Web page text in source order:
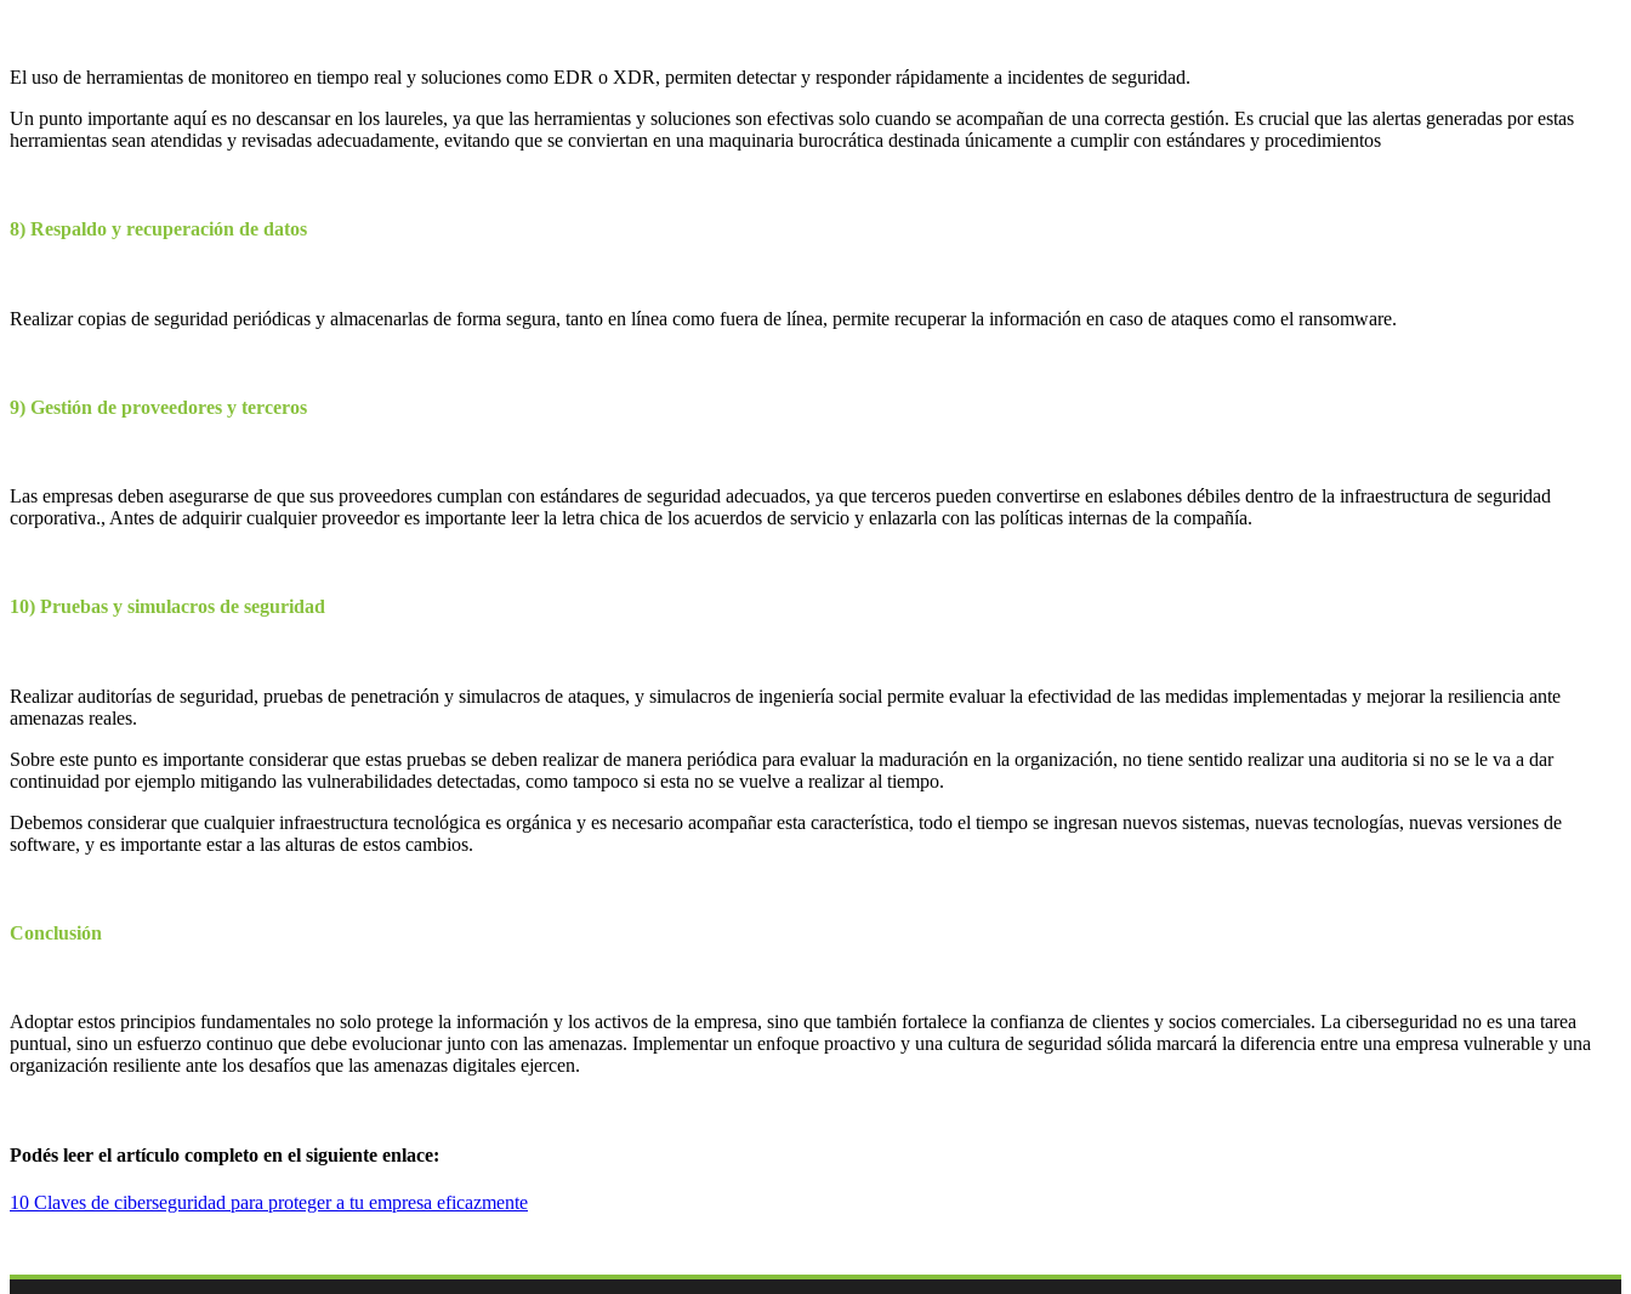
El uso de herramientas de monitoreo en tiempo real y soluciones como EDR o XDR, permiten detectar y responder rápidamente a incidentes de seguridad.
Un punto importante aquí es no descansar en los laureles, ya que las herramientas y soluciones son efectivas solo cuando se acompañan de una correcta gestión. Es crucial que las alertas generadas por estas
herramientas sean atendidas y revisadas adecuadamente, evitando que se conviertan en una maquinaria burocrática destinada únicamente a cumplir con estándares y procedimientos
8) Respaldo y recuperación de datos
Realizar copias de seguridad periódicas y almacenarlas de forma segura, tanto en línea como fuera de línea, permite recuperar la información en caso de ataques como el ransomware.
9) Gestión de proveedores y terceros
Las empresas deben asegurarse de que sus proveedores cumplan con estándares de seguridad adecuados, ya que terceros pueden convertirse en eslabones débiles dentro de la infraestructura de seguridad
corporativa., Antes de adquirir cualquier proveedor es importante leer la letra chica de los acuerdos de servicio y enlazarla con las políticas internas de la compañía.
10) Pruebas y simulacros de seguridad
Realizar auditorías de seguridad, pruebas de penetración y simulacros de ataques, y simulacros de ingeniería social permite evaluar la efectividad de las medidas implementadas y mejorar la resiliencia ante
amenazas reales.
Sobre este punto es importante considerar que estas pruebas se deben realizar de manera periódica para evaluar la maduración en la organización, no tiene sentido realizar una auditoria si no se le va a dar
continuidad por ejemplo mitigando las vulnerabilidades detectadas, como tampoco si esta no se vuelve a realizar al tiempo.
Debemos considerar que cualquier infraestructura tecnológica es orgánica y es necesario acompañar esta característica, todo el tiempo se ingresan nuevos sistemas, nuevas tecnologías, nuevas versiones de
software, y es importante estar a las alturas de estos cambios.
Conclusión
Adoptar estos principios fundamentales no solo protege la información y los activos de la empresa, sino que también fortalece la confianza de clientes y socios comerciales. La ciberseguridad no es una tarea
puntual, sino un esfuerzo continuo que debe evolucionar junto con las amenazas. Implementar un enfoque proactivo y una cultura de seguridad sólida marcará la diferencia entre una empresa vulnerable y una
organización resiliente ante los desafíos que las amenazas digitales ejercen.
Podés leer el artículo completo en el siguiente enlace:
10 Claves de ciberseguridad para proteger a tu empresa eficazmente